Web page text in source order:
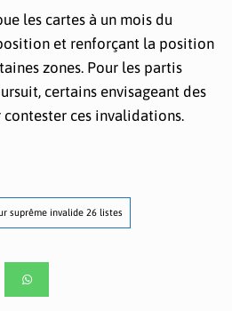
les cartes à un mois du
et renforçant la position
zones. Pour les partis
certains envisageant des
ces invalidations.
suprême invalide 26 listes